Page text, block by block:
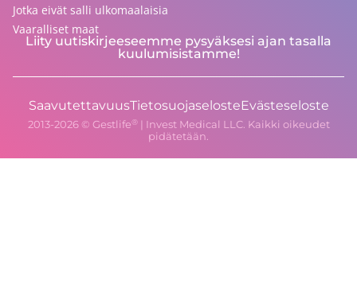
Jotka eivät salli ulkomaalaisia
Vaaralliset maat
Liity uutiskirjeeseemme pysyäksesi ajan tasalla
kuulumisistamme!
2013-2026© Gestlife®| Invest Medical LLC. Kaikki oikeudet
pidätetään.
SaavutettavuusTietosuojaselosteEvästeseloste